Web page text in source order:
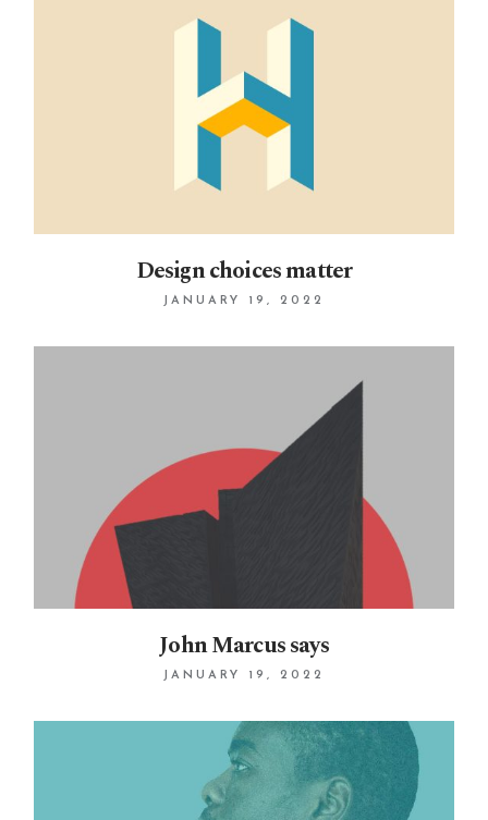
Design choices matter
JANUARY 19, 2022
John Marcus says
JANUARY 19, 2022